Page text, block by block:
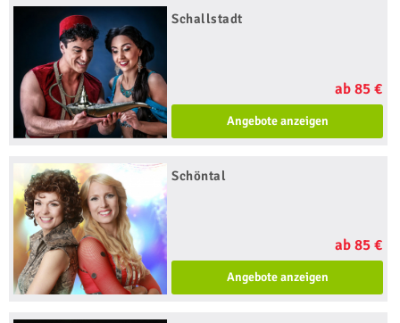
Schallstadt
ab 85 €
Angebote anzeigen
Schöntal
ab 85 €
Angebote anzeigen